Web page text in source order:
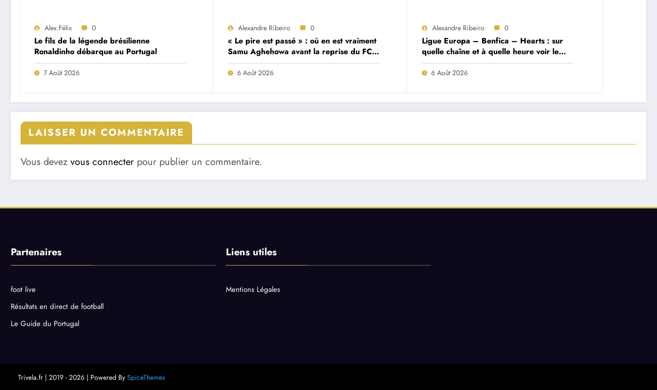
Alex Félix 0
Le fils de la légende brésilienne
Ronaldinho débarque au Portugal
7 Août 2026
Alexandre Ribeiro 0
« Le pire est passé » : où en est vraiment
Samu Aghehowa avant la reprise du FC
Porto ?
6 Août 2026
Alexandre Ribeiro 0
Ligue Europa – Benfica – Hearts : sur
quelle chaîne et à quelle heure voir le
match ?
6 Août 2026
LAISSER UN COMMENTAIRE
Vous devez vous connecter pour publier un commentaire.
Partenaires
foot live
Résultats en direct de football
Le Guide du Portugal
Liens utiles
Mentions Légales
Trivela.fr | 2019 - 2026 | Powered By SpiceThemes